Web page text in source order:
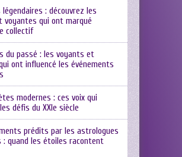
légendaires : découvrez les
voyantes qui ont marqué
collectif
du passé : les voyants et
ont influencé les événements
modernes : ces voix qui
défis du XXIe siècle
prédits par les astrologues
: quand les étoiles racontent